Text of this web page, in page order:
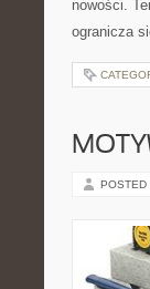
nowości.
ogranicza
POSTED